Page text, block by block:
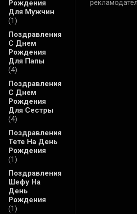
Рождения
Для Мужчин
(1)
Поздравления
С Днем
Рождения
Для Папы
(4)
Поздравления
С Днем
Рождения
Для Сестры
(4)
Поздравления
Тете На День
Рождения
(1)
Поздравления
Шефу На
День
Рождения
(1)